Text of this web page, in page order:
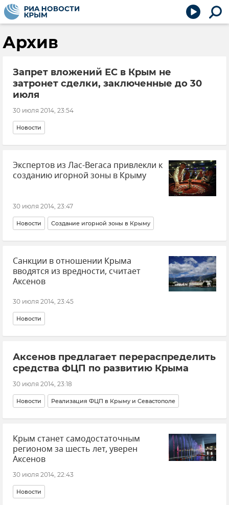
Архив
Запрет вложений ЕС в Крым не
затронет сделки, заключенные до 30
июля
30 июля 2014, 23:54
Новости
Экспертов из Лас-Вегаса привлекли к
созданию игорной зоны в Крыму
30 июля 2014, 23:47
Новости Создание игорной зоны в Крыму
Санкции в отношении Крыма
вводятся из вредности, считает
Аксенов
30 июля 2014, 23:45
Новости
Аксенов предлагает перераспределить
средства ФЦП по развитию Крыма
30 июля 2014, 23:18
Новости Реализация ФЦП в Крыму и Севастополе
Крым станет самодостаточным
регионом за шесть лет, уверен
Аксенов
30 июля 2014, 22:43
Новости